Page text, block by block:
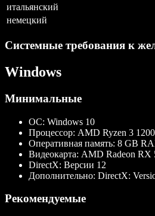
итальянский
немецкий
Системные требования к
Windows
Минимальные
ОС: Windows 10
Процессор: AMD Ryzen 3
Оперативная память: 8 GB
Видеокарта: AMD Radeon
DirectX: Версии 12
Дополнительно: DirectX:
Рекомендуемые